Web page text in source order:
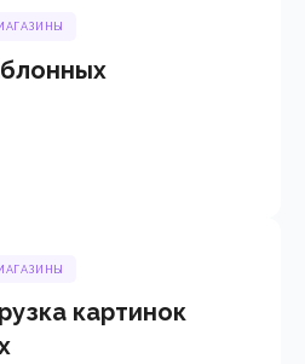
картинок